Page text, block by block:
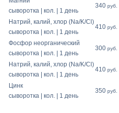
сыворотка | кол. | 1 день
340 руб.
Натрий, калий, хлор (Na/K/Cl)
сыворотка | кол. | 1 день
410 руб.
Фосфор неорганический
сыворотка | кол. | 1 день
300 руб.
Натрий, калий, хлор (Na/K/Cl)
сыворотка | кол. | 1 день
410 руб.
Цинк
сыворотка | кол. | 1 день
350 руб.